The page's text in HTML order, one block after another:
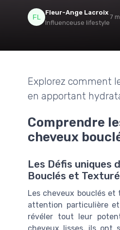
Fleur-Ange Lacroix
Influenceuse lifestyle
7
Explorez comment
en apportant
Comprendre
cheveux
Les Défis uniques
Bouclés et
Les cheveux bouclés
attention particulière
révéler tout leur